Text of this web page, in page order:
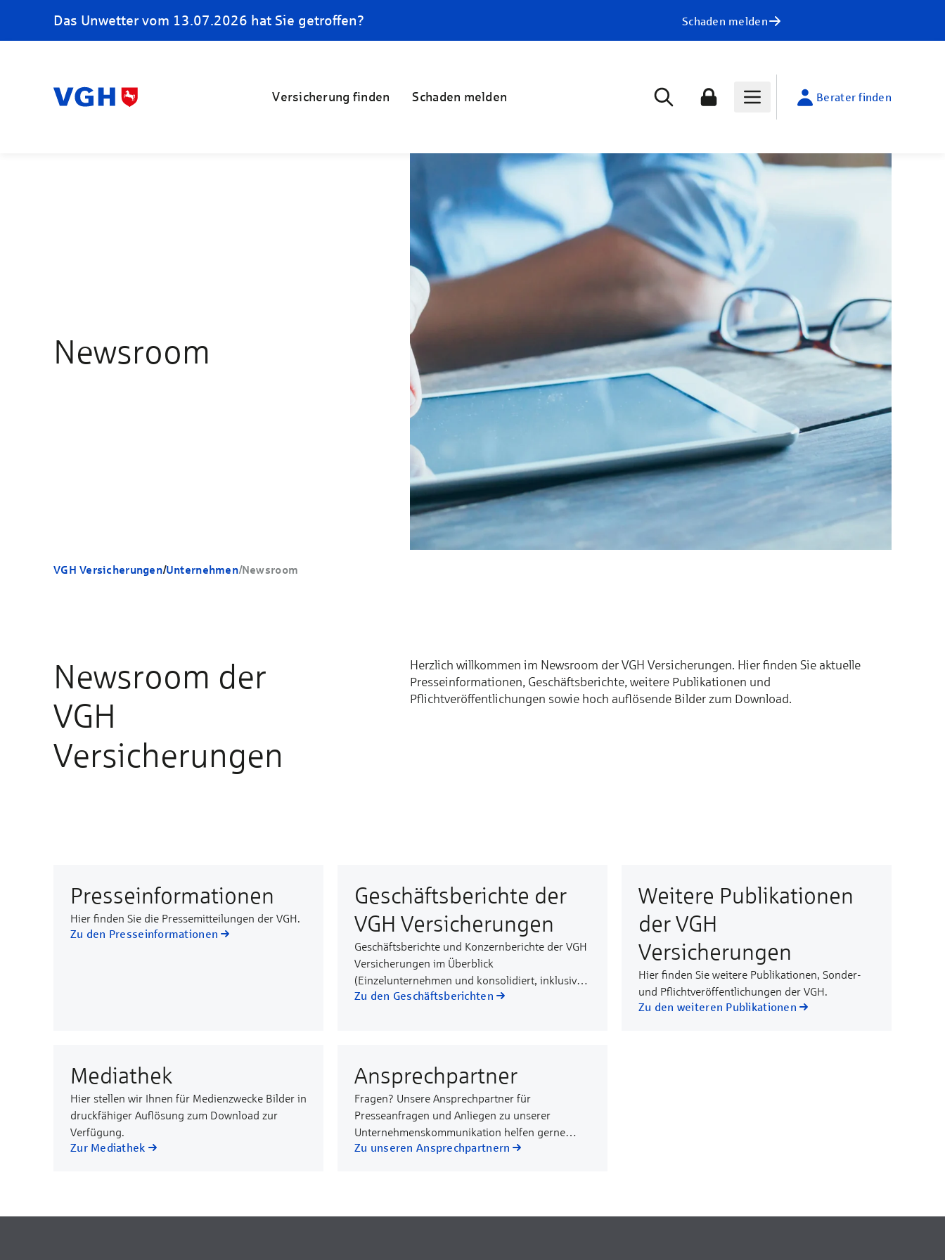
Das Unwetter vom 13.07.2026 hat Sie getroffen? Schaden melden
Versicherung finden Schaden melden Berater finden
Newsroom
VGH Versicherungen/Unternehmen/Newsroom
Newsroom der
VGH
Versicherungen
Herzlich willkommen im Newsroom der VGH Versicherungen. Hier finden Sie aktuelle
Presseinformationen, Geschäftsberichte, weitere Publikationen und
Pflichtveröffentlichungen sowie hoch auflösende Bilder zum Download.
Presseinformationen
Hier finden Sie die Pressemitteilungen der VGH.
Zu den Presseinformationen
Geschäftsberichte der
VGH Versicherungen
Geschäftsberichte und Konzernberichte der VGH
Versicherungen im Überblick
(Einzelunternehmen und konsolidiert, inklusive
Archiv)
Zu den Geschäftsberichten
Weitere Publikationen
der VGH
Versicherungen
Hier finden Sie weitere Publikationen, Sonder-
und Pflichtveröffentlichungen der VGH.
Zu den weiteren Publikationen
Mediathek
Hier stellen wir Ihnen für Medienzwecke Bilder in
druckfähiger Auflösung zum Download zur
Verfügung.
Zur Mediathek
Ansprechpartner
Fragen? Unsere Ansprechpartner für
Presseanfragen und Anliegen zu unserer
Unternehmenskommunikation helfen gerne
weiter.
Zu unseren Ansprechpartnern